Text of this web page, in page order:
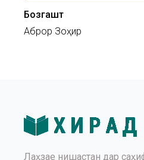
Бозгашт
Аброр Зоҳир
Лаҳзае нишастан дар